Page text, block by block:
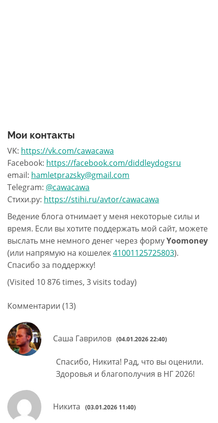
Мои контакты
VK: https://vk.com/cawacawa
Facebook: https://facebook.com/diddleydogsru
email: hamletprazsky@gmail.com
Telegram: @cawacawa
Стихи.ру: https://stihi.ru/avtor/cawacawa
Ведение блога отнимает у меня некоторые силы и
время. Если вы хотите поддержать мой сайт, можете
выслать мне немного денег через формуYoomoney
(или напрямую на кошелек41001125725803).
Спасибо за поддержку!
(Visited 10 876 times, 3 visits today)
Комментарии (13)
Саша Гаврилов (04.01.2026 22:40)
Спасибо, Никита! Рад, что вы оценили.
Здоровья и благополучия в НГ 2026!
Никита (03.01.2026 11:40)